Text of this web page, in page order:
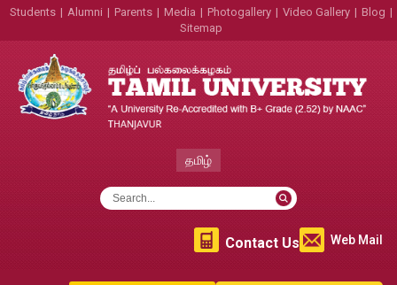
Students | Alumni | Parents | Media | Photogallery | Video Gallery | Blog |
Sitemap
தமிழ்
Web Mail
Contact Us